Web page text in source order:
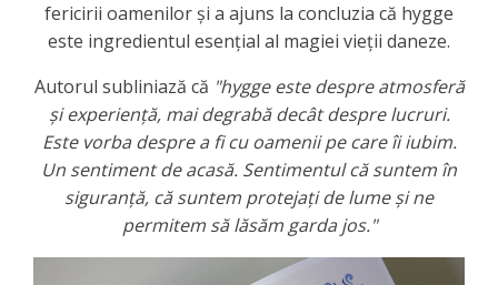
fericirii oamenilor și a ajuns la concluzia că hygge
este ingredientul esențial al magiei vieții daneze.
Autorul subliniază că "hygge este despre atmosferă
și experiență, mai degrabă decât despre lucruri.
Este vorba despre a fi cu oamenii pe care îi iubim.
Un sentiment de acasă. Sentimentul că suntem în
siguranță, că suntem protejați de lume și ne
permitem să lăsăm garda jos."